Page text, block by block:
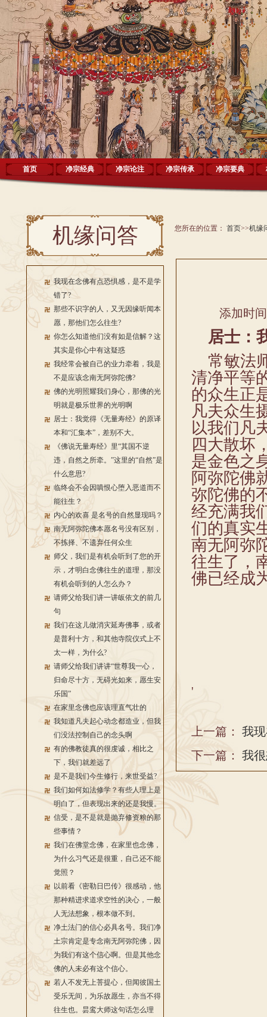
首页 净宗经典 净宗论注 净宗传承 净宗要典
机缘问答
我现在念佛有点恐惧感，是不是学
错了?
那些不识字的人，又无因缘听闻本
愿，那他们怎么往生?
你怎么知道他们没有如是信解？这
其实是你心中有这疑惑
我经常会被自己的业力牵着，我是
不是应该念南无阿弥陀佛?
佛的光明照耀我们身心，那佛的光
明就是极乐世界的光明啊
居士：我觉得《无量寿经》的原译
本和“汇集本”，差别不大。
《佛说无量寿经》里“其国不逆
违，自然之所牵。”这里的“自然”是
什么意思?
临终会不会因嗔恨心堕入恶道而不
能往生？
内心的欢喜 是名号的自然显现吗？
南无阿弥陀佛本愿名号没有区别，
不拣择、不遗弃任何众生
师父，我们是有机会听到了您的开
示，才明白念佛往生的道理，那没
有机会听到的人怎么办？
请师父给我们讲一讲皈依文的前几
句
我们在这儿做消灾延寿佛事，或者
是普利十方，和其他寺院仪式上不
太一样，为什么?
请师父给我们讲讲“世尊我一心，
归命尽十方，无碍光如来，愿生安
乐国”
在家里念佛也应该理直气壮的
我知道凡夫起心动念都造业，但我
们没法控制自己的念头啊
有的佛教徒真的很虔诚，相比之
下，我们就差远了
是不是我们今生修行，来世受益?
我们如何如法修学？有些人理上是
明白了，但表现出来的还是我慢。
信受，是不是就是抛弃修资粮的那
些事情？
我们在佛堂念佛，在家里也念佛，
为什么习气还是很重，自己还不能
觉照？
以前看《密勒日巴传》很感动，他
那种精进求道求空性的决心，一般
人无法想象，根本做不到。
净土法门的信心必具名号。我们净
土宗肯定是专念南无阿弥陀佛，因
为我们有这个信心啊。但是其他念
佛的人未必有这个信心。
若人不发无上菩提心，但闻彼国土
受乐无间，为乐故愿生，亦当不得
往生也。昙鸾大师这句话怎么理
您所在的位置： 首页>>机缘
添加时
居士：
常敏法
清净平等
的众生正
凡夫众生
以我们凡
四大散坏
是金色之
阿弥陀佛
弥陀佛的
经充满我
们的真实
南无阿弥
往生了，
佛已经成
'
上一篇： 我
下一篇： 我